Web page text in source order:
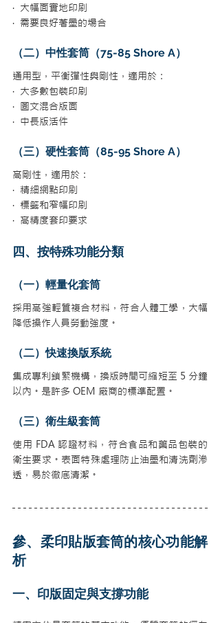
·  大幅面實地印刷
·  需要良好著墨的場合
（二）中性套筒（75-85 Shore A）
通用型，平衡彈性與剛性，適用於：
·  大多數包裝印刷
·  圖文混合版面
·  中長版活件
（三）硬性套筒（85-95 Shore A）
高剛性，適用於：
·  精細網點印刷
·  標籤和窄幅印刷
·  高精度套印要求
四、按特殊功能分類
（一）輕量化套筒
採用高強輕質複合材料，符合人體工學，大幅
降低操作人員勞動強度。
（二）快速換版系統
集成專利鎖緊機構，換版時間可縮短至 5 分鐘
以內。是許多 OEM 廠商的標準配置。
（三）衛生級套筒
使用 FDA 認證材料，符合食品和藥品包裝的
衛生要求。表面特殊處理防止油墨和清洗劑滲
透，易於徹底清潔。
參、柔印貼版套筒的核心功能解
析
一、印版固定與支撐功能